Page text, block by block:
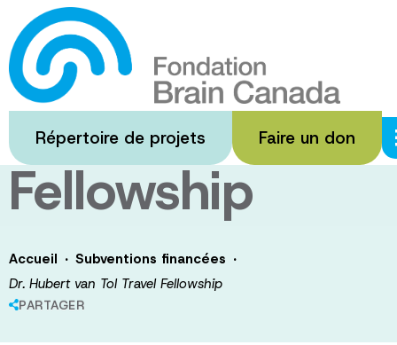
Passer
au
contenu
principal
Répertoire de projets Faire un don
Dr. Hubert van
Tol Travel
Fellowship
Accueil · Subventions financées ·
Dr. Hubert van Tol Travel Fellowship
PARTAGER